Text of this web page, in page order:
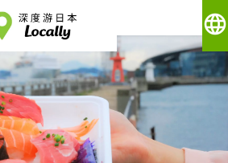
language